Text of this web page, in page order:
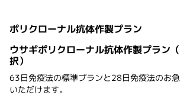
ポリクローナル抗体作製プラン
ウサギポリクローナル抗体作製プラン
択）
63日免疫法の標準プランと28日免疫法のお
いただけます。